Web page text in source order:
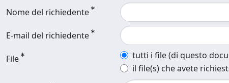
Nome del richiedente
E-mail del richiedente
File
tutti i file (di questo
il file(s) che avete